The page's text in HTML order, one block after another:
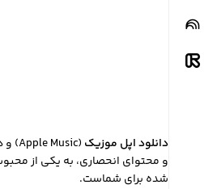
صورت مشاوره پیش از خرید سفارش شما
شامل گارانتی می گردد .
دانلود اپل موزیک
و محتوای انحصاری، به یکی از
شده برای شماست.